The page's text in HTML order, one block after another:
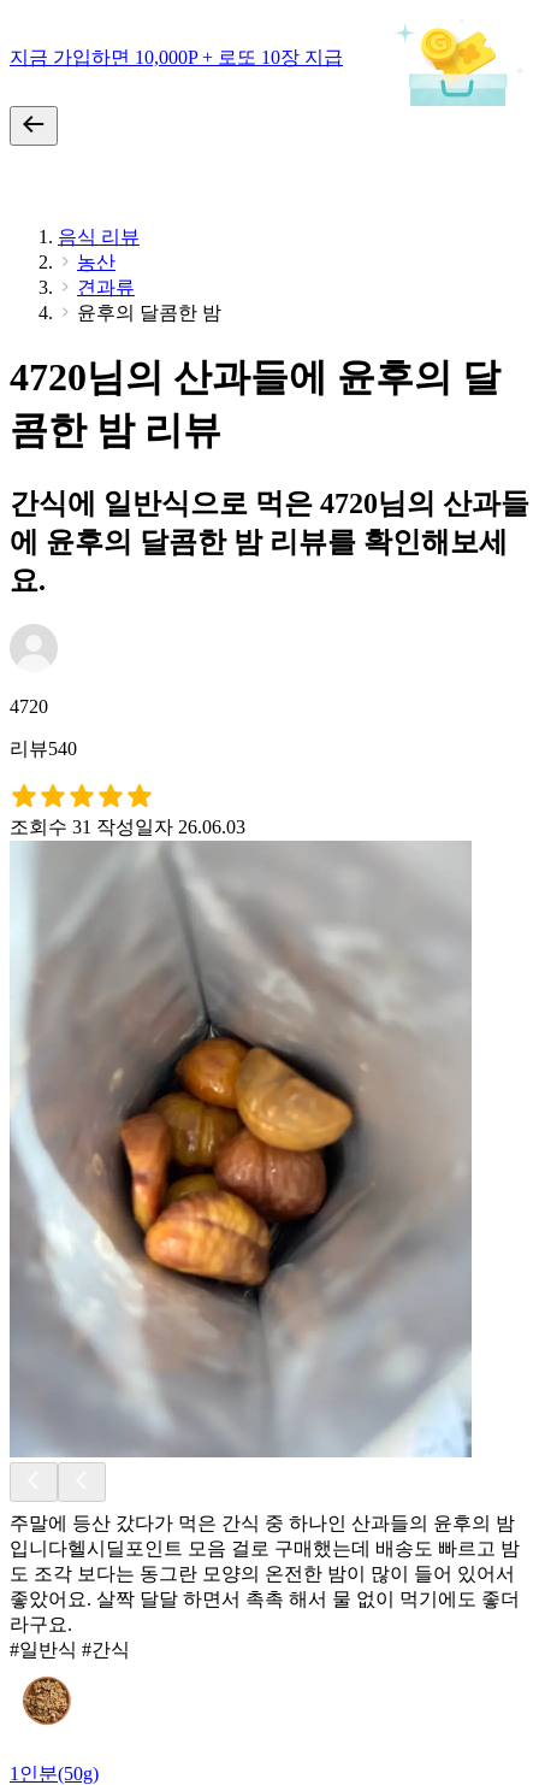
지금 가입하면 10,000P + 로또 10장 지급
음식 리뷰
농산
견과류
윤후의 달콤한 밤
4720님의 산과들에 윤후의 달
콤한 밤 리뷰
간식에 일반식으로 먹은 4720님의 산과들
에 윤후의 달콤한 밤 리뷰를 확인해보세
요.
4720
리뷰540
조회수 31 작성일자 26.06.03
주말에 등산 갔다가 먹은 간식 중 하나인 산과들의 윤후의 밤
입니다헬시딜포인트 모음 걸로 구매했는데 배송도 빠르고 밤
도 조각 보다는 동그란 모양의 온전한 밤이 많이 들어 있어서
좋았어요. 살짝 달달 하면서 촉촉 해서 물 없이 먹기에도 좋더
라구요.
#일반식 #간식
1인분(50g)